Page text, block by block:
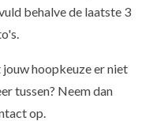
behalve de laatste 3
jouw hoopkeuze er niet
tussen? Neem dan
op.